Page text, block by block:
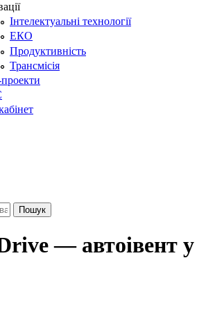
Інтелектуальні технології
ЕКО
Продуктивність
Трансмісія
— автоівент у